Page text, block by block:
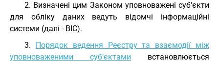
2. Визначені цим Законом уповноважені суб'єкти
для обліку даних ведуть відомчі інформаційні
системи (далі - ВІС).
3. Порядок ведення Реєстру та взаємодії між
уповноваженими суб’єктами встановлюється